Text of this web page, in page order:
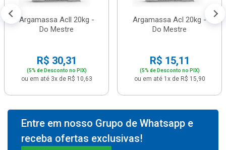
Argamassa Acll 20kg -
Do Mestre
R$ 30,31
(5% de Desconto no PIX)
ou em até 3x de R$ 10,63
Argamassa Acl 20kg -
Do Mestre
R$ 15,11
(5% de Desconto no PIX)
ou em até 1x de R$ 15,90
Entre em nosso Grupo de Whatsapp e
receba ofertas exclusivas!